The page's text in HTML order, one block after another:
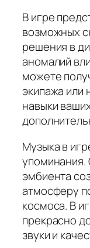
В игре
возможных
решения в
аномалий
можете
экипажа или
навыки
Музыка в
упоминания.
эмбиента
атмосферу
космоса. В
прекрасно
звуки и